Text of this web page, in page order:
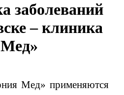
заболеваний
– клиника
Мед» применяются